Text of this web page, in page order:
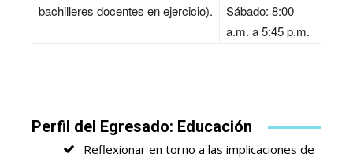
bachilleres docentes en ejercicio).
Sábado: 8:00
a.m. a 5:45 p.m.
Perfil del Egresado: Educación
Reflexionar en torno a las implicaciones de